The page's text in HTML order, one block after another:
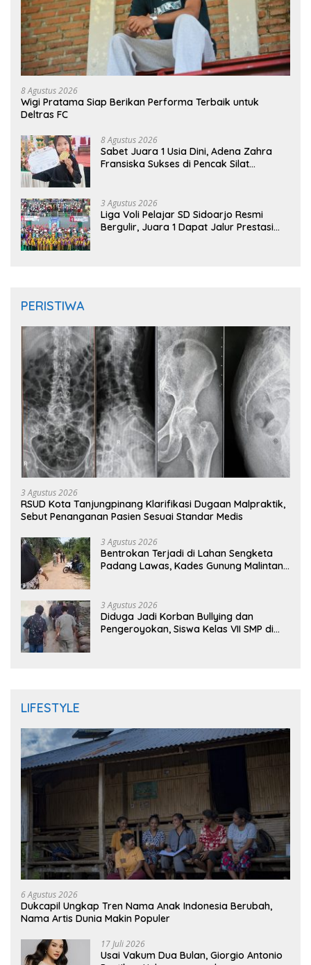
8 Agustus 2026
Wigi Pratama Siap Berikan Performa Terbaik untuk
Deltras FC
8 Agustus 2026
Sabet Juara 1 Usia Dini, Adena Zahra
Fransiska Sukses di Pencak Silat
3 Agustus 2026
Liga Voli Pelajar SD Sidoarjo Resmi
Bergulir, Juara 1 Dapat Jalur Prestasi
PERISTIWA
3 Agustus 2026
RSUD Kota Tanjungpinang Klarifikasi Dugaan Malpraktik,
Sebut Penanganan Pasien Sesuai Standar Medis
3 Agustus 2026
Bentrokan Terjadi di Lahan Sengketa
Padang Lawas, Kades Gunung Malintang
3 Agustus 2026
Diduga Jadi Korban Bullying dan
Pengeroyokan, Siswa Kelas VII SMP di
LIFESTYLE
6 Agustus 2026
Dukcapil Ungkap Tren Nama Anak Indonesia Berubah,
Nama Artis Dunia Makin Populer
17 Juli 2026
Usai Vakum Dua Bulan, Giorgio Antonio